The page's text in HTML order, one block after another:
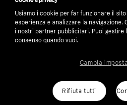
number: 556737-0431
Cookies
Usiamo i cookie per far funzionare il
esperienza e analizzare la navigazione.
i nostri partner pubblicitari. Puoi gestire
consenso quando vuoi.
Rifiuta tutti
Cambia